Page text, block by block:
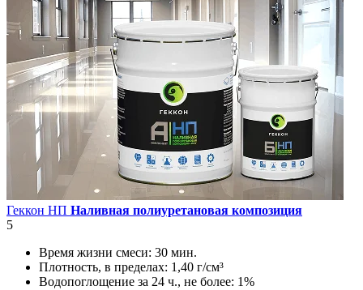
Геккон НП Наливная полиуретановая композиция
5
Время жизни смеси: 30 мин.
Плотность, в пределах: 1,40 г/см³
Водопоглощение за 24 ч., не более: 1%